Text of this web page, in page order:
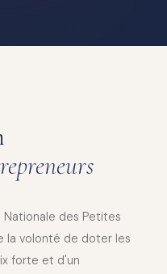
Nationale des Petites
la volonté de doter les
forte et d'un